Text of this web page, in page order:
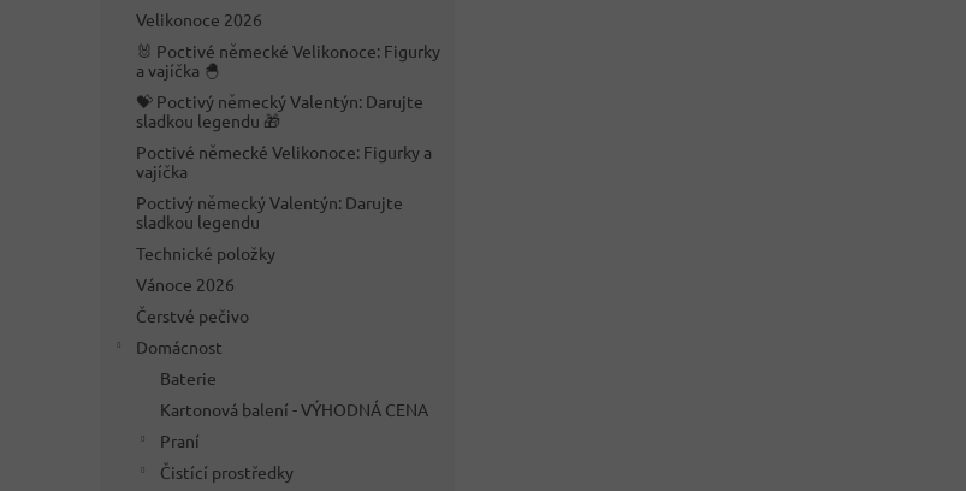
Velikonoce 2026
🐰 Poctivé německé Velikonoce: Figurky
a vajíčka 🐣
💝 Poctivý německý Valentýn: Darujte
sladkou legendu 🎁
Poctivé německé Velikonoce: Figurky a
vajíčka
Poctivý německý Valentýn: Darujte
sladkou legendu
Technické položky
Vánoce 2026
Čerstvé pečivo
Domácnost
Baterie
Kartonová balení - VÝHODNÁ CENA
Praní
Čistící prostředky